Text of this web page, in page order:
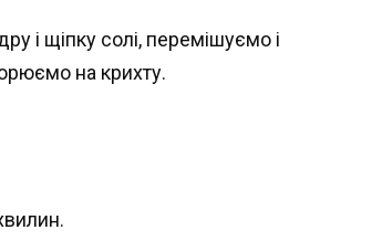
і щіпку солі, перемішуємо і
на крихту.